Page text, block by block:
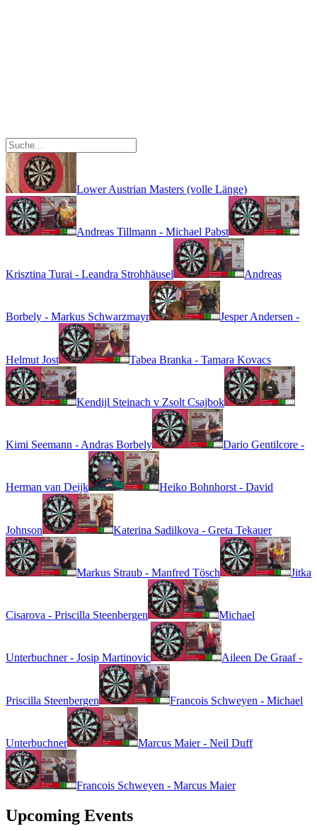
Lower Austrian Masters (volle Länge)
Andreas Tillmann - Michael Pabst
Krisztina Turai - Leandra Strohhäusel Andreas
Borbely - Markus Schwarzmayr Jesper Andersen -
Helmut Jost Tabea Branka - Tamara Kovacs
Kendijl Steinach v Zsolt Csajbok
Kimi Seemann - Andras Borbely Dario Gentilcore -
Herman van Deijk Heiko Bohnhorst - David
Johnson Katerina Sadilkova - Greta Tekauer
Markus Straub - Manfred Tösch Jitka
Cisarova - Priscilla Steenbergen Michael
Unterbuchner - Josip Martinovic Aileen De Graaf -
Priscilla Steenbergen Francois Schweyen - Michael
Unterbuchner Marcus Maier - Neil Duff
Francois Schweyen - Marcus Maier
Upcoming Events